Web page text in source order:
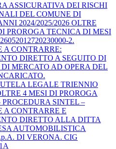
ASSICURATIVA DEI RISCHI
DEL COMUNE DI
2024/2025/2026 OLTRE
PROROGA TECNICA DI MESI
2.
A CONTRARRE:
DIRETTO A SEGUITO DI
MERCATO AD OPERA DEL
LEGALE TRIENNIO
4 MESI DI PROROGA
SINTEL –
A CONTRARRE E
DIRETTO ALLA DITTA
AUTOMOBILISTICA
DI VERONA. CIG